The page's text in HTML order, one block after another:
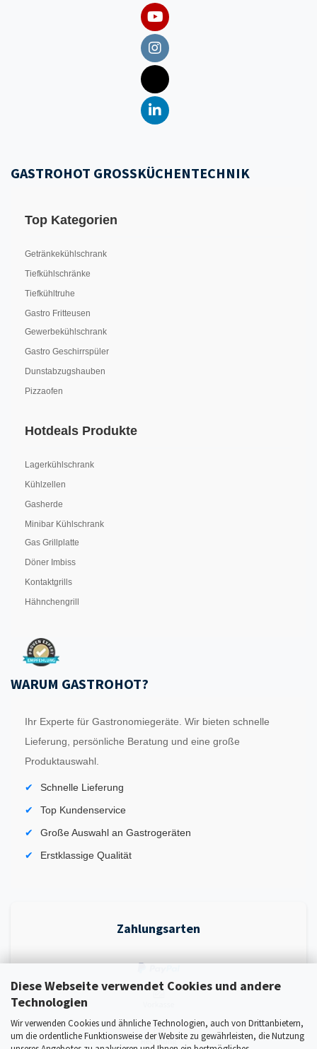
Diese Webseite verwendet Cookies und andere
Technologien
Wir verwenden Cookies und ähnliche Technologien, auch von Drittanbietern,
um die ordentliche Funktionsweise der Website zu gewährleisten, die Nutzung
GASTROHOT GROSSKÜCHENTECHNIK
Top Kategorien
Getränkekühlschrank
Tiefkühlschränke
Tiefkühltruhe
Gastro Fritteusen
Gewerbekühlschrank
Gastro Geschirrspüler
Dunstabzugshauben
Pizzaofen
Hotdeals Produkte
Lagerkühlschrank
Kühlzellen
Gasherde
Minibar Kühlschrank
Gas Grillplatte
Döner Imbiss
Kontaktgrills
Hähnchengrill
WARUM GASTROHOT?
Ihr Experte für Gastronomiegeräte. Wir bieten schnelle
Lieferung, persönliche Beratung und eine große
Produktauswahl.
Schnelle Lieferung
Top Kundenservice
Große Auswahl an Gastrogeräten
Erstklassige Qualität
Zahlungsarten